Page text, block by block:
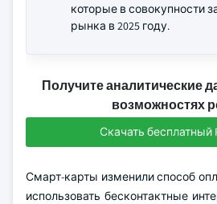
которые в совокупности
рынка в 2025 году.
Получите аналитические
возможностях
Скачать бесплатный
Смарт-карты изменили способ
использовать бесконтактные